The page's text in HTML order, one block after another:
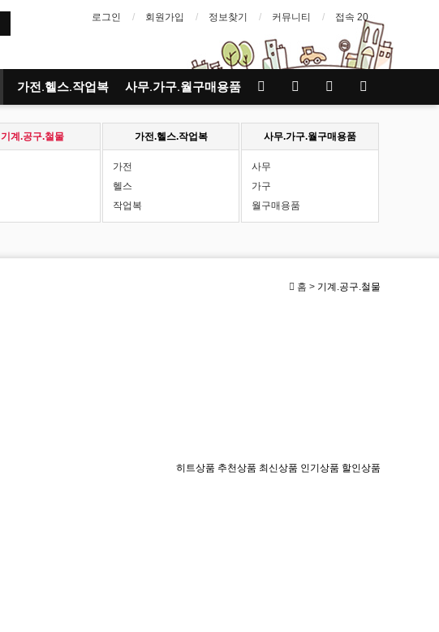
로그인 회원가입 정보찾기 커뮤니티
접속 20
가전.헬스.작업복 사무.가구.월구매용품
기계.공구.철물 가전.헬스.작업복
가전
헬스
작업복
사무.가구.월구매용품
사무
가구
월구매용품
홈 > 기계.공구.철물
히트상품 추천상품 최신상품 인기상품 할인상품